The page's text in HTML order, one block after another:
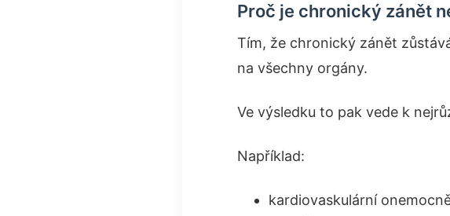
Proč je chronický zánět
Tím, že chronický zánět
na všechny orgány.
Ve výsledku to pak vede k
Například:
kardiovaskulární